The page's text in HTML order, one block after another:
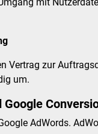
Vertrag zur
um.
Google
AdWords.